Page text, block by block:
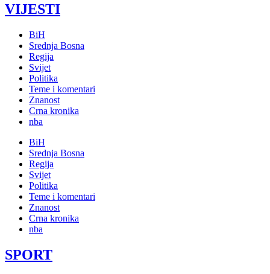
VIJESTI
BiH
Srednja Bosna
Regija
Svijet
Politika
Teme i komentari
Znanost
Crna kronika
nba
BiH
Srednja Bosna
Regija
Svijet
Politika
Teme i komentari
Znanost
Crna kronika
nba
SPORT